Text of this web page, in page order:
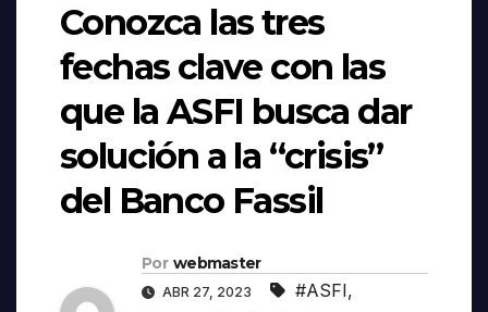
Conozca las tres
fechas clave con las
que la ASFI busca dar
solución a la “crisis”
del Banco Fassil
Por webmaster
ABR 27, 2023 #ASFI,